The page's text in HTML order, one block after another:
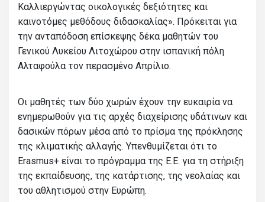
Καλλιεργώντας οικολογικές δεξιότητες και
καινοτόμες μεθόδους διδασκαλίας». Πρόκειται για
την ανταπόδοση επίσκεψης δέκα μαθητών του
Γενικού Λυκείου Λιτοχώρου στην ισπανική πόλη
Αλταφούλα τον περασμένο Απρίλιο.
Οι μαθητές των δύο χωρών έχουν την ευκαιρία να
ενημερωθούν για τις αρχές διαχείρισης υδάτινων και
δασικών πόρων μέσα από το πρίσμα της πρόκλησης
της κλιματικής αλλαγής. Υπενθυμίζεται ότι το
Erasmus+ είναι το πρόγραμμα της Ε.Ε. για τη στήριξη
της εκπαίδευσης, της κατάρτισης, της νεολαίας και
του αθλητισμού στην Ευρώπη.